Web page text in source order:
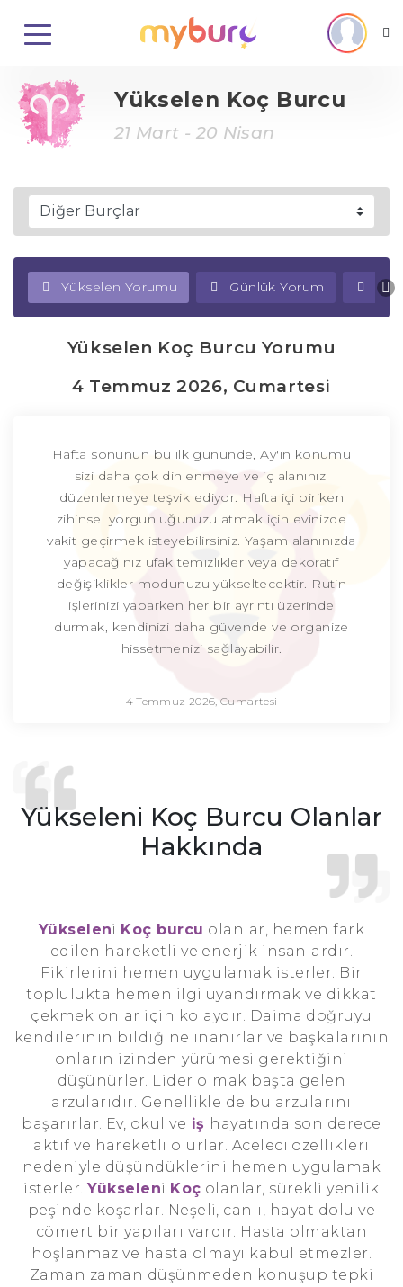
Yükselen Koç Burcu
21 Mart - 20 Nisan
Yükselen Yorumu Günlük Yorum
Yükselen Koç Burcu Yorumu
4 Temmuz 2026, Cumartesi
Hafta sonunun bu ilk gününde, Ay'ın konumu
sizi daha çok dinlenmeye ve iç alanınızı
düzenlemeye teşvik ediyor. Hafta içi biriken
zihinsel yorgunluğunuzu atmak için evinizde
vakit geçirmek isteyebilirsiniz. Yaşam alanınızda
yapacağınız ufak temizlikler veya dekoratif
değişiklikler modunuzu yükseltecektir. Rutin
işlerinizi yaparken her bir ayrıntı üzerinde
durmak, kendinizi daha güvende ve organize
hissetmenizi sağlayabilir.
4 Temmuz 2026, Cumartesi
Yükseleni Koç Burcu Olanlar
Hakkında
Yükseleni Koç burcu olanlar, hemen fark
edilen hareketli ve enerjik insanlardır.
Fikirlerini hemen uygulamak isterler. Bir
toplulukta hemen ilgi uyandırmak ve dikkat
çekmek onlar için kolaydır. Daima doğruyu
kendilerinin bildiğine inanırlar ve başkalarının
onların izinden yürümesi gerektiğini
düşünürler. Lider olmak başta gelen
arzularıdır. Genellikle de bu arzularını
başarırlar. Ev, okul ve iş hayatında son derece
aktif ve hareketli olurlar. Aceleci özellikleri
nedeniyle düşündüklerini hemen uygulamak
isterler.Yükseleni Koç olanlar, sürekli yenilik
peşinde koşarlar. Neşeli, canlı, hayat dolu ve
cömert bir yapıları vardır. Hasta olmaktan
hoşlanmaz ve hasta olmayı kabul etmezler.
Zaman zaman düşünmeden konuşup tepki